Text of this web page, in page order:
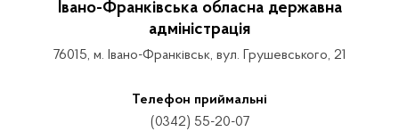
Івано-Франківська обласна державна
адміністрація
76015, м. Івано-Франківськ, вул. Грушевського, 21
Телефон приймальні
(0342) 55-20-07